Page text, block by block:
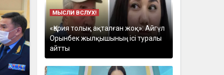
МЫСЛИ ВСЛУХ!
«Қария толық ақталған жоқ»: Айгүл
Орынбек жылқышының ісі туралы
айтты